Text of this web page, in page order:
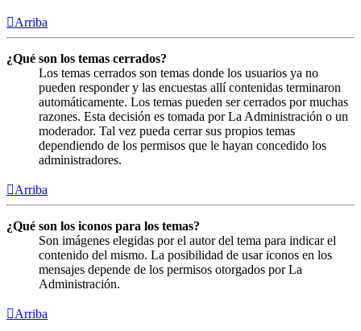
Arriba
¿Qué son los temas cerrados?
Los temas cerrados son temas donde los usuarios ya no
pueden responder y las encuestas allí contenidas terminaron
automáticamente. Los temas pueden ser cerrados por muchas
razones. Esta decisión es tomada por La Administración o un
moderador. Tal vez pueda cerrar sus propios temas
dependiendo de los permisos que le hayan concedido los
administradores.
Arriba
¿Qué son los iconos para los temas?
Son imágenes elegidas por el autor del tema para indicar el
contenido del mismo. La posibilidad de usar iconos en los
mensajes depende de los permisos otorgados por La
Administración.
Arriba